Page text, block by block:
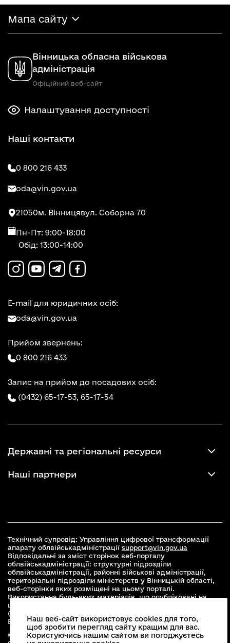
Мапа сайту
Вінницька обласна військова
адміністрація
Офіційний веб-сайт
Налаштування доступності
Наші контакти
0 800 216 433
oda@vin.gov.ua
21050м. Вінницявул. Соборна 70
Пн-Пт: 9:00-18:00
Обід: 13:00-14:00
E-mail для юридичних осіб:
oda@vin.gov.ua
Прийом звернень:
0 800 216 433
Запис на прийом до посадових осіб:
(0432) 65-17-53, 65-17-54
Державні та регіональні ресурси
Наші партнери
Технічний супровід: Управління цифрової трансформації
апарату облвійськадміністрації support@vin.gov.ua
Відповідальні за зміст сторінок веб-порталу
облвійськадміністрації: структурні підрозділи
облвійськадміністрації, районні військові адміністрації,
територіальні підрозділи міністерств у Вінницькій області,
веб-сторінки яких розміщені на цьому порталі.
Використання будь-яких матеріалів, що опубліковані на
цьому сайті, дозволяється при умові зазначення посилання
(для інтернет-видань - гіперпосилання) на офіційний сайт
Вінницької облвійськадміністраціїwww.vin.gov.ua .
© 2026 Весь контент доступний за ліцензією Creative
Наш веб-сайт використовує cookies для того,
щоб зробити перегляд сайту кращим для вас.
Користуючись нашим сайтом ви погоджуєтесь